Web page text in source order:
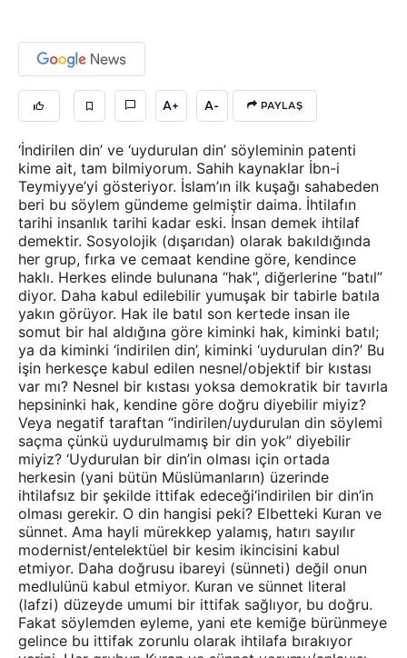
A+ A- PAYLAŞ
‘İndirilen din’ ve ‘uydurulan din’ söyleminin patenti
kime ait, tam bilmiyorum. Sahih kaynaklar İbn-i
Teymiyye’yi gösteriyor. İslam’ın ilk kuşağı sahabeden
beri bu söylem gündeme gelmiştir daima. İhtilafın
tarihi insanlık tarihi kadar eski. İnsan demek ihtilaf
demektir. Sosyolojik (dışarıdan) olarak bakıldığında
her grup, fırka ve cemaat kendine göre, kendince
haklı. Herkes elinde bulunana “hak”, diğerlerine “batıl”
diyor. Daha kabul edilebilir yumuşak bir tabirle batıla
yakın görüyor. Hak ile batıl son kertede insan ile
somut bir hal aldığına göre kiminki hak, kiminki batıl;
ya da kiminki ‘indirilen din’, kiminki ‘uydurulan din?’ Bu
işin herkesçe kabul edilen nesnel/objektif bir kıstası
var mı? Nesnel bir kıstası yoksa demokratik bir tavırla
hepsininki hak, kendine göre doğru diyebilir miyiz?
Veya negatif taraftan “indirilen/uydurulan din söylemi
saçma çünkü uydurulmamış bir din yok” diyebilir
miyiz? ‘Uydurulan bir din’in olması için ortada
herkesin (yani bütün Müslümanların) üzerinde
ihtilafsız bir şekilde ittifak edeceği‘indirilen bir din’in
olması gerekir. O din hangisi peki? Elbetteki Kuran ve
sünnet. Ama hayli mürekkep yalamış, hatırı sayılır
modernist/entelektüel bir kesim ikincisini kabul
etmiyor. Daha doğrusu ibareyi (sünneti) değil onun
medlulünü kabul etmiyor. Kuran ve sünnet literal
(lafzi) düzeyde umumi bir ittifak sağlıyor, bu doğru.
Fakat söylemden eyleme, yani ete kemiğe bürünmeye
gelince bu ittifak zorunlu olarak ihtilafa bırakıyor